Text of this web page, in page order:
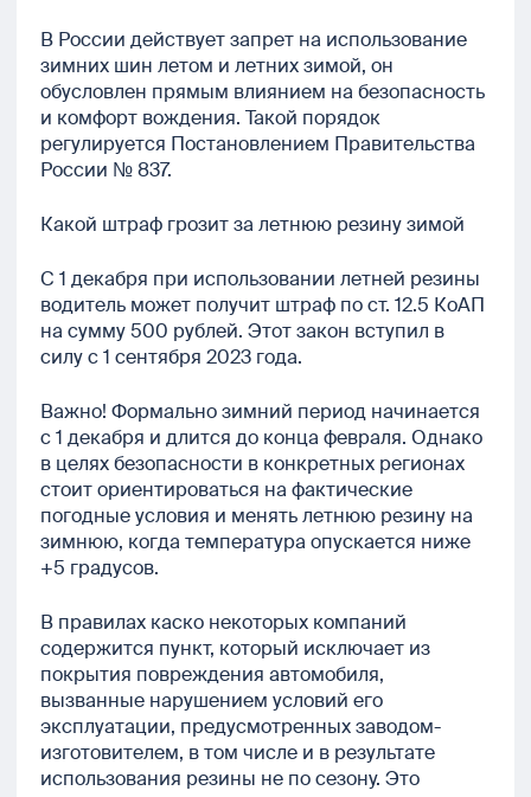
В России действует запрет на использование
зимних шин летом и летних зимой, он
обусловлен прямым влиянием на безопасность
и комфорт вождения. Такой порядок
регулируется Постановлением Правительства
России № 837.
Какой штраф грозит за летнюю резину зимой
С 1 декабря при использовании летней резины
водитель может получит штраф по ст. 12.5 КоАП
на сумму 500 рублей. Этот закон вступил в
силу с 1 сентября 2023 года.
Важно! Формально зимний период начинается
с 1 декабря и длится до конца февраля. Однако
в целях безопасности в конкретных регионах
стоит ориентироваться на фактические
погодные условия и менять летнюю резину на
зимнюю, когда температура опускается ниже
+5 градусов.
В правилах каско некоторых компаний
содержится пункт, который исключает из
покрытия повреждения автомобиля,
вызванные нарушением условий его
эксплуатации, предусмотренных заводом-
изготовителем, в том числе и в результате
использования резины не по сезону. Это